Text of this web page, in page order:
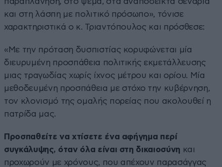
και στη λάσπη με πολιτικό πρόσωπο», τόνισε
χαρακτηριστικά ο κ. Τριαντόπουλος και πρόσθεσε:
«Με την πρόταση δυσπιστίας κορυφώνεται μία
διευρυμένη προσπάθεια πολιτικής εκμετάλλευσης
μιας τραγωδίας χωρίς ίχνος μέτρου και ορίου. Μία
μεθοδευμένη προσπάθεια με στόχο την κυβέρνηση,
τον κλονισμό της ομαλής πορείας που ακολουθεί η
πατρίδα μας.
Προσπαθείτε να χτίσετε ένα αφήγημα περί
συγκάλυψης, όταν όλα είναι στη δικαιοσύνη και
προχωρούν με χρόνους, που απέχουν παρασάγγας